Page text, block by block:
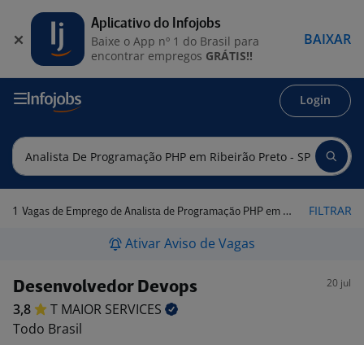
Login
1 Vagas de Emprego de Analista de Programação PHP em Ribeirão Preto - SP FILTRAR
Ativar Aviso de Vagas
Desenvolvedor Devops 20 jul
3,8 T MAIOR SERVICES
Todo Brasil
Aplicativo do Infojobs
Baixe o App nº 1 do Brasil para
encontrar empregos GRÁTIS!!
BAIXAR